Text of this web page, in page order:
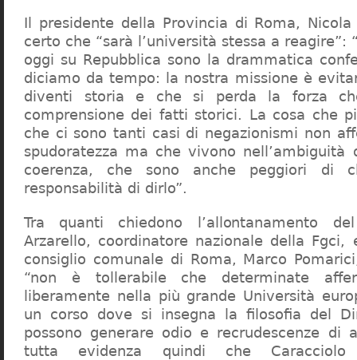
Il presidente della Provincia di Roma,
certo che “sarà l’università stessa a reagire”:
oggi su Repubblica sono la drammatica
diciamo da tempo: la nostra missione è
diventi storia e che si perda la forza
comprensione dei fatti storici. La cosa che
che ci sono tanti casi di negazionismi non
spudoratezza ma che vivono nell’ambiguità
coerenza, che sono anche peggiori di
responsabilità di dirlo”.
Tra quanti chiedono l’allontanamento
Arzarello, coordinatore nazionale della
consiglio comunale di Roma, Marco
“non è tollerabile che determinate
liberamente nella più grande Università
un corso dove si insegna la filosofia del
possono generare odio e recrudescenze di
tutta evidenza quindi che